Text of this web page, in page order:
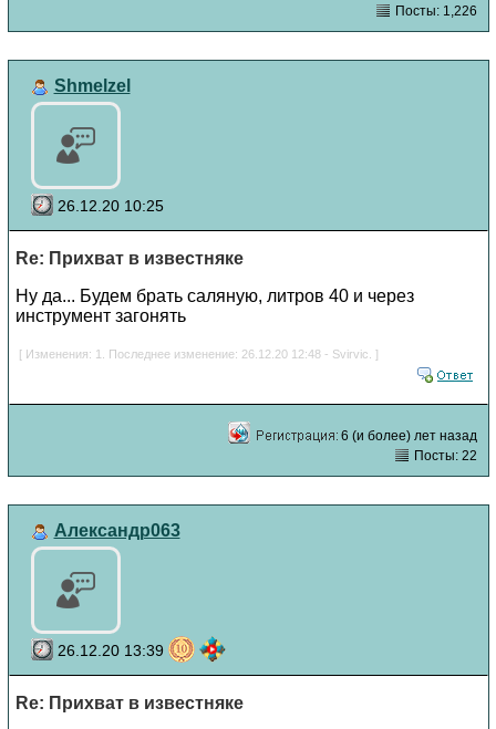
Посты: 1,226
Shmelzel
26.12.20 10:25
Re: Прихват в известняке
Ну да... Будем брать саляную, литров 40 и через
инструмент загонять
[ Изменения: 1. Последнее изменение: 26.12.20 12:48 - Svirvic. ]
6 (и более) лет назад
Посты: 22
Александр063
26.12.20 13:39
Re: Прихват в известняке